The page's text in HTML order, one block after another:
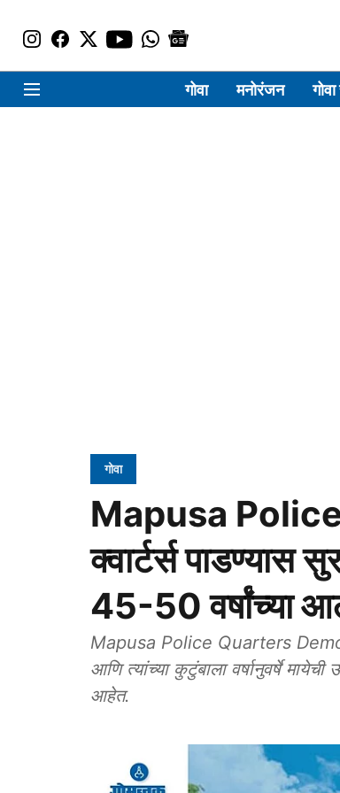
गोवा मनोरंजन
गोवा
Mapusa Police
क्वार्टर्स पाडण्यास
45-50 वर्षांच्या
Mapusa Police Quarters
आणि त्यांच्या कुटुंबाला वर्षानुवर्षे
आहेत.